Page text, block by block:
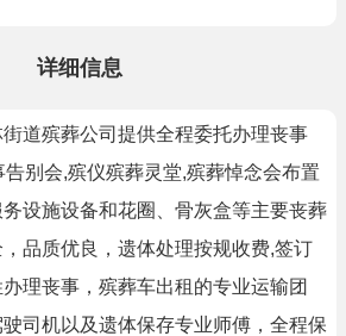
详细信息
街道殡葬公司提供全程委托办理丧事
别会,殡仪殡葬灵堂,殡葬悼念会布置
设施设备和花圈、骨灰盒等主要丧葬
品质优良，遗体处理按规收费,签订
理丧事，殡葬车出租的专业运输团
司机以及遗体保存专业师傅，全程保